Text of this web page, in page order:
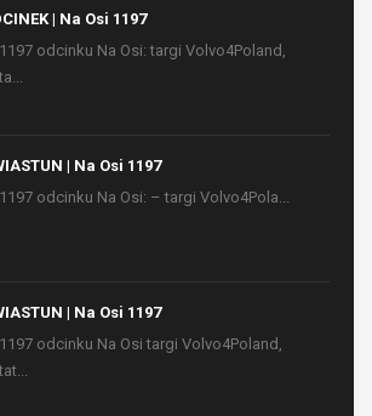
| Na Osi 1197
odcinku Na Osi: targi Volvo4Poland,
| Na Osi 1197
odcinku Na Osi: – targi Volvo4Pola...
| Na Osi 1197
odcinku Na Osi targi Volvo4Poland,